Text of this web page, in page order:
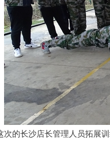
长沙店长管理人员拓展训